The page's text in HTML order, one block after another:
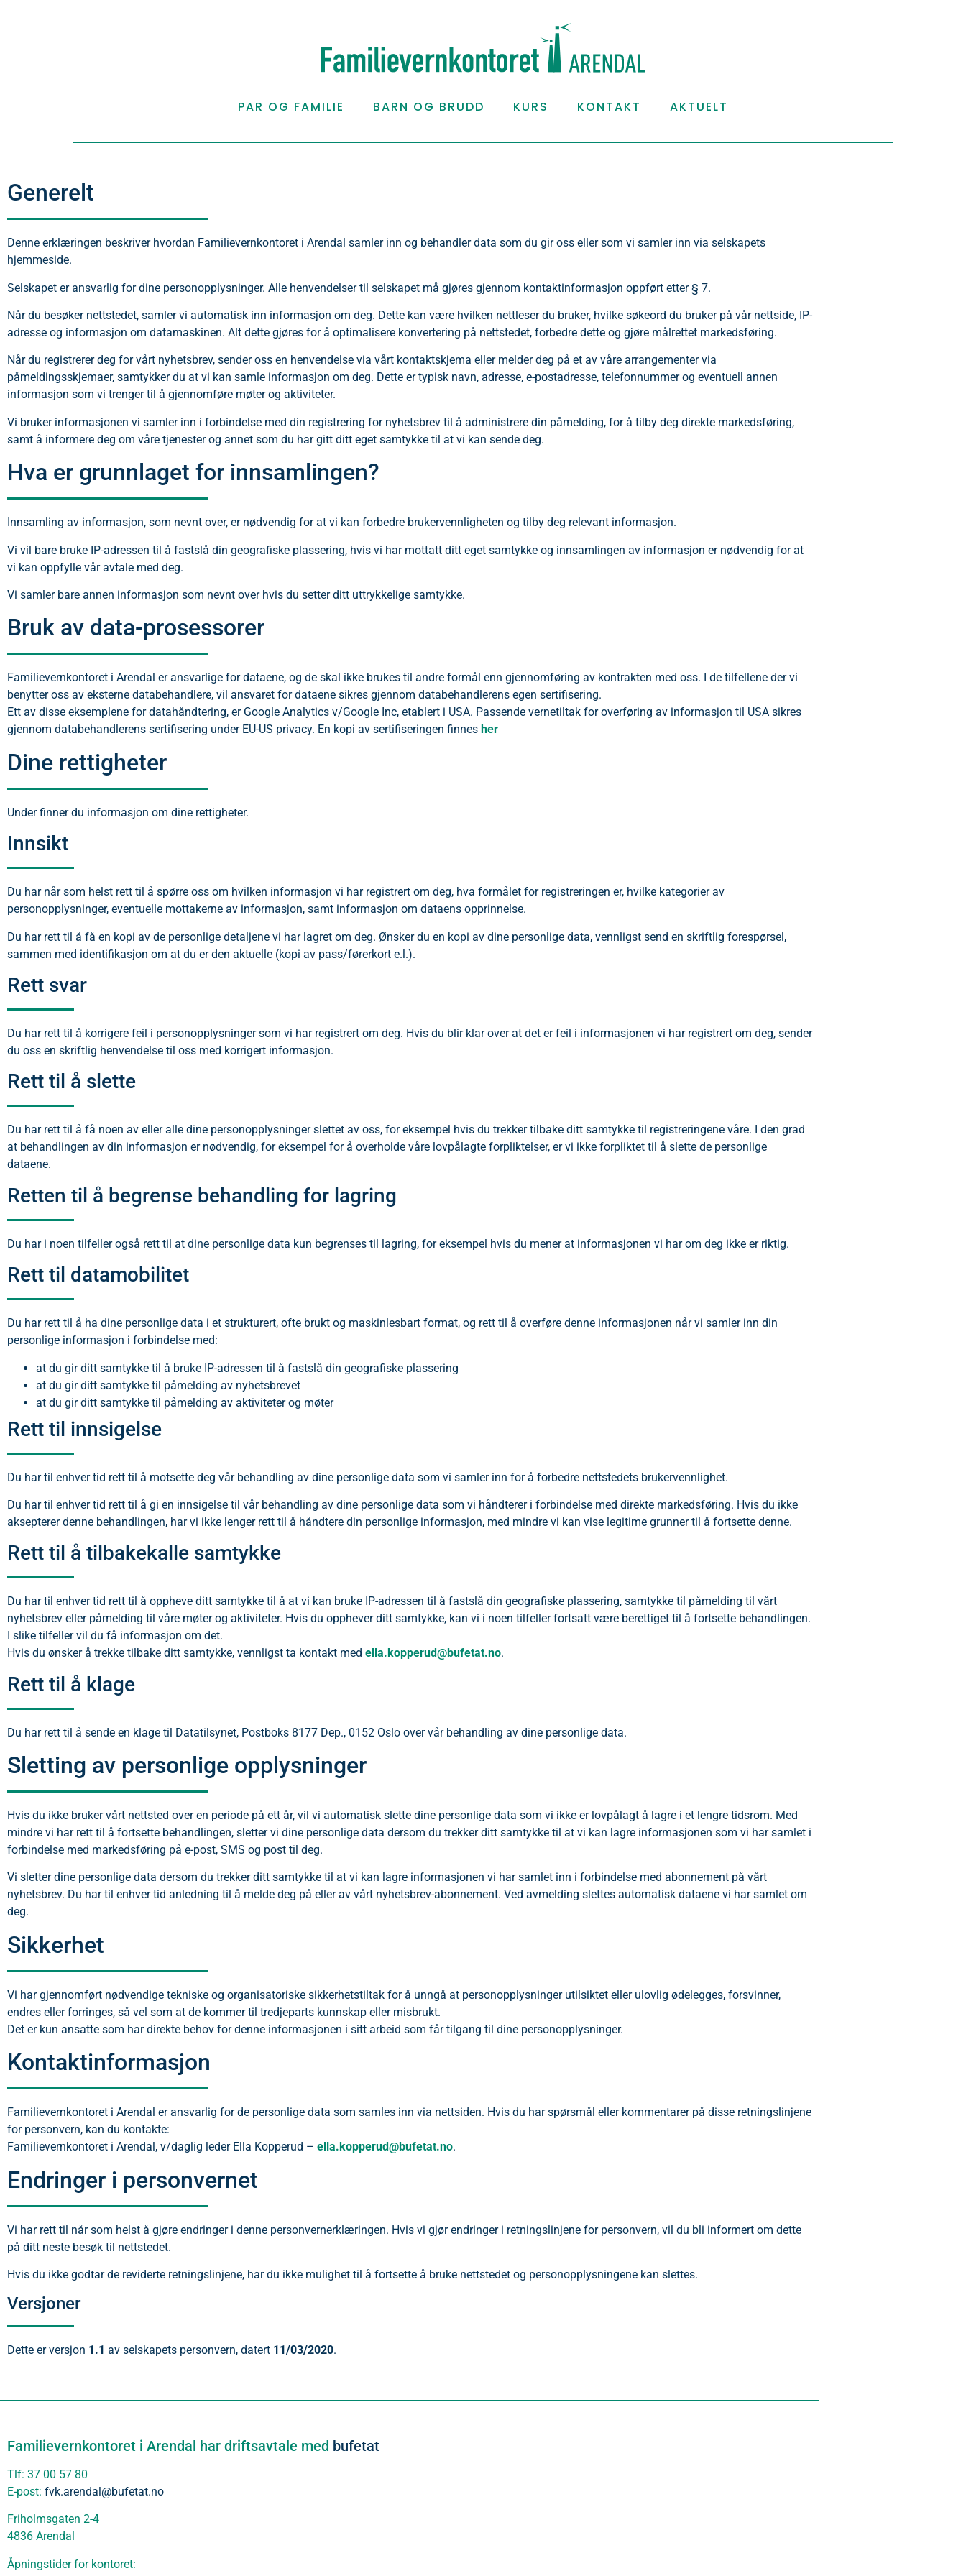
PAR OG FAMILIE BARN OG BRUDD KURS KONTAKT AKTUELT
Generelt
Denne erklæringen beskriver hvordan Familievernkontoret i Arendal samler inn og behandler data som du gir oss eller som vi samler inn via selskapets
hjemmeside.
Selskapet er ansvarlig for dine personopplysninger. Alle henvendelser til selskapet må gjøres gjennom kontaktinformasjon oppført etter § 7.
Når du besøker nettstedet, samler vi automatisk inn informasjon om deg. Dette kan være hvilken nettleser du bruker, hvilke søkeord du bruker på vår nettside, IP-
adresse og informasjon om datamaskinen. Alt dette gjøres for å optimalisere konvertering på nettstedet, forbedre dette og gjøre målrettet markedsføring.
Når du registrerer deg for vårt nyhetsbrev, sender oss en henvendelse via vårt kontaktskjema eller melder deg på et av våre arrangementer via
påmeldingsskjemaer, samtykker du at vi kan samle informasjon om deg. Dette er typisk navn, adresse, e-postadresse, telefonnummer og eventuell annen
informasjon som vi trenger til å gjennomføre møter og aktiviteter.
Vi bruker informasjonen vi samler inn i forbindelse med din registrering for nyhetsbrev til å administrere din påmelding, for å tilby deg direkte markedsføring,
samt å informere deg om våre tjenester og annet som du har gitt ditt eget samtykke til at vi kan sende deg.
Hva er grunnlaget for innsamlingen?
Innsamling av informasjon, som nevnt over, er nødvendig for at vi kan forbedre brukervennligheten og tilby deg relevant informasjon.
Vi vil bare bruke IP-adressen til å fastslå din geografiske plassering, hvis vi har mottatt ditt eget samtykke og innsamlingen av informasjon er nødvendig for at
vi kan oppfylle vår avtale med deg.
Vi samler bare annen informasjon som nevnt over hvis du setter ditt uttrykkelige samtykke.
Bruk av data-prosessorer
Familievernkontoret i Arendal er ansvarlige for dataene, og de skal ikke brukes til andre formål enn gjennomføring av kontrakten med oss. I de tilfellene der vi
benytter oss av eksterne databehandlere, vil ansvaret for dataene sikres gjennom databehandlerens egen sertifisering.
Ett av disse eksemplene for datahåndtering, er Google Analytics v/Google Inc, etablert i USA. Passende vernetiltak for overføring av informasjon til USA sikres
gjennom databehandlerens sertifisering under EU-US privacy. En kopi av sertifiseringen finnes her
Dine rettigheter
Under finner du informasjon om dine rettigheter.
Innsikt
Du har når som helst rett til å spørre oss om hvilken informasjon vi har registrert om deg, hva formålet for registreringen er, hvilke kategorier av
personopplysninger, eventuelle mottakerne av informasjon, samt informasjon om dataens opprinnelse.
Du har rett til å få en kopi av de personlige detaljene vi har lagret om deg. Ønsker du en kopi av dine personlige data, vennligst send en skriftlig forespørsel,
sammen med identifikasjon om at du er den aktuelle (kopi av pass/førerkort e.l.).
Rett svar
Du har rett til å korrigere feil i personopplysninger som vi har registrert om deg. Hvis du blir klar over at det er feil i informasjonen vi har registrert om deg, sender
du oss en skriftlig henvendelse til oss med korrigert informasjon.
Rett til å slette
Du har rett til å få noen av eller alle dine personopplysninger slettet av oss, for eksempel hvis du trekker tilbake ditt samtykke til registreringene våre. I den grad
at behandlingen av din informasjon er nødvendig, for eksempel for å overholde våre lovpålagte forpliktelser, er vi ikke forpliktet til å slette de personlige
dataene.
Retten til å begrense behandling for lagring
Du har i noen tilfeller også rett til at dine personlige data kun begrenses til lagring, for eksempel hvis du mener at informasjonen vi har om deg ikke er riktig.
Rett til datamobilitet
Du har rett til å ha dine personlige data i et strukturert, ofte brukt og maskinlesbart format, og rett til å overføre denne informasjonen når vi samler inn din
personlige informasjon i forbindelse med:
at du gir ditt samtykke til å bruke IP-adressen til å fastslå din geografiske plassering
at du gir ditt samtykke til påmelding av nyhetsbrevet
at du gir ditt samtykke til påmelding av aktiviteter og møter
Rett til innsigelse
Du har til enhver tid rett til å motsette deg vår behandling av dine personlige data som vi samler inn for å forbedre nettstedets brukervennlighet.
Du har til enhver tid rett til å gi en innsigelse til vår behandling av dine personlige data som vi håndterer i forbindelse med direkte markedsføring. Hvis du ikke
aksepterer denne behandlingen, har vi ikke lenger rett til å håndtere din personlige informasjon, med mindre vi kan vise legitime grunner til å fortsette denne.
Rett til å tilbakekalle samtykke
Du har til enhver tid rett til å oppheve ditt samtykke til å at vi kan bruke IP-adressen til å fastslå din geografiske plassering, samtykke til påmelding til vårt
nyhetsbrev eller påmelding til våre møter og aktiviteter. Hvis du opphever ditt samtykke, kan vi i noen tilfeller fortsatt være berettiget til å fortsette behandlingen.
I slike tilfeller vil du få informasjon om det.
Hvis du ønsker å trekke tilbake ditt samtykke, vennligst ta kontakt med ella.kopperud@bufetat.no.
Rett til å klage
Du har rett til å sende en klage til Datatilsynet, Postboks 8177 Dep., 0152 Oslo over vår behandling av dine personlige data.
Sletting av personlige opplysninger
Hvis du ikke bruker vårt nettsted over en periode på ett år, vil vi automatisk slette dine personlige data som vi ikke er lovpålagt å lagre i et lengre tidsrom. Med
mindre vi har rett til å fortsette behandlingen, sletter vi dine personlige data dersom du trekker ditt samtykke til at vi kan lagre informasjonen som vi har samlet i
forbindelse med markedsføring på e-post, SMS og post til deg.
Vi sletter dine personlige data dersom du trekker ditt samtykke til at vi kan lagre informasjonen vi har samlet inn i forbindelse med abonnement på vårt
nyhetsbrev. Du har til enhver tid anledning til å melde deg på eller av vårt nyhetsbrev-abonnement. Ved avmelding slettes automatisk dataene vi har samlet om
deg.
Sikkerhet
Vi har gjennomført nødvendige tekniske og organisatoriske sikkerhetstiltak for å unngå at personopplysninger utilsiktet eller ulovlig ødelegges, forsvinner,
endres eller forringes, så vel som at de kommer til tredjeparts kunnskap eller misbrukt.
Det er kun ansatte som har direkte behov for denne informasjonen i sitt arbeid som får tilgang til dine personopplysninger.
Kontaktinformasjon
Familievernkontoret i Arendal er ansvarlig for de personlige data som samles inn via nettsiden. Hvis du har spørsmål eller kommentarer på disse retningslinjene
for personvern, kan du kontakte:
Familievernkontoret i Arendal, v/daglig leder Ella Kopperud – ella.kopperud@bufetat.no.
Endringer i personvernet
Vi har rett til når som helst å gjøre endringer i denne personvernerklæringen. Hvis vi gjør endringer i retningslinjene for personvern, vil du bli informert om dette
på ditt neste besøk til nettstedet.
Hvis du ikke godtar de reviderte retningslinjene, har du ikke mulighet til å fortsette å bruke nettstedet og personopplysningene kan slettes.
Versjoner
Dette er versjon 1.1 av selskapets personvern, datert 11/03/2020.
Familievernkontoret i Arendal har driftsavtale med bufetat
Tlf: 37 00 57 80
E-post: fvk.arendal@bufetat.no
Friholmsgaten 2-4
4836 Arendal
Åpningstider for kontoret: